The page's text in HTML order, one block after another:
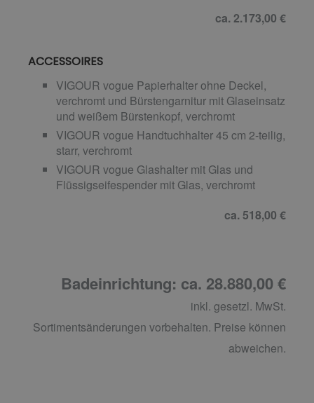
ca. 2.173,00 €
ACCESSOIRES
VIGOUR vogue Papierhalter ohne Deckel,
verchromt und Bürstengarnitur mit Glaseinsatz
und weißem Bürstenkopf, verchromt
VIGOUR vogue Handtuchhalter 45 cm 2-teilig,
starr, verchromt
VIGOUR vogue Glashalter mit Glas und
Flüssigseifespender mit Glas, verchromt
ca. 518,00 €
Badeinrichtung: ca. 28.880,00 €
inkl. gesetzl. MwSt.
Sortimentsänderungen vorbehalten. Preise können
abweichen.